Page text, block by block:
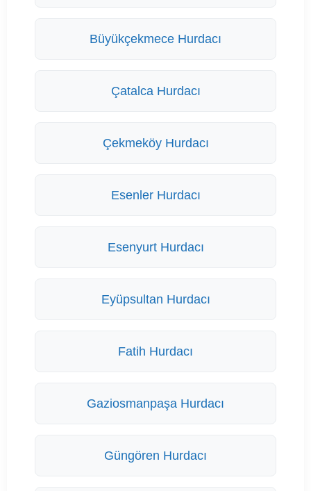
Büyükçekmece Hurdacı
Çatalca Hurdacı
Çekmeköy Hurdacı
Esenler Hurdacı
Esenyurt Hurdacı
Eyüpsultan Hurdacı
Fatih Hurdacı
Gaziosmanpaşa Hurdacı
Güngören Hurdacı